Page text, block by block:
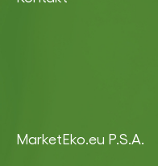
MarketEko.eu P.S.A.